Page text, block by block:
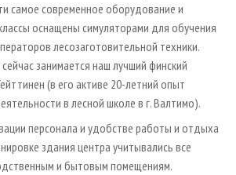
самое современное оборудование и
оснащены симуляторами для обучения
лесозаготовительной техники.
занимается наш лучший финский
(в его активе 20-летний опыт
в лесной школе в г. Валтимо).
персонала и удобстве работы и отдыха
здания центра учитывались все
и бытовым помещениям.